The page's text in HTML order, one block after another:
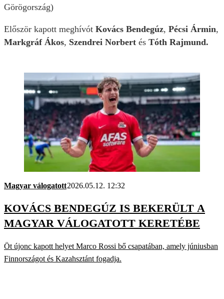
Görögország)
Először kapott meghívót Kovács Bendegúz, Pécsi Ármin,
Markgráf Ákos, Szendrei Norbert és Tóth Rajmund.
Magyar válogatott2026.05.12. 12:32
KOVÁCS BENDEGÚZ IS BEKERÜLT A
MAGYAR VÁLOGATOTT KERETÉBE
Öt újonc kapott helyet Marco Rossi bő csapatában, amely júniusban
Finnországot és Kazahsztánt fogadja.